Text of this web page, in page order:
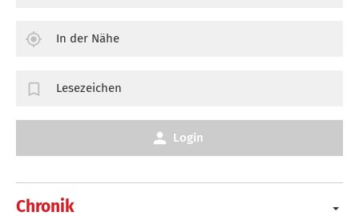
Chronik
In der Nähe
Lesezeichen
Login